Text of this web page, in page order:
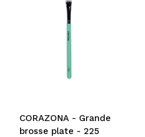
CORAZONA - Grande
brosse plate - 225